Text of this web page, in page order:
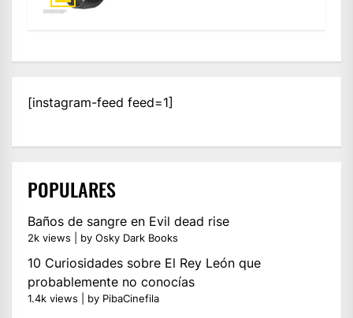
[instagram-feed feed=1]
POPULARES
Baños de sangre en Evil dead rise
2k views by Osky Dark Books
10 Curiosidades sobre El Rey León que
probablemente no conocías
1.4k views by PibaCinefila